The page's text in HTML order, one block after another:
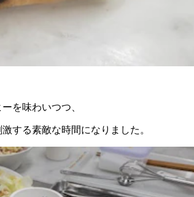
を味わいつつ、
する素敵な時間になりました。